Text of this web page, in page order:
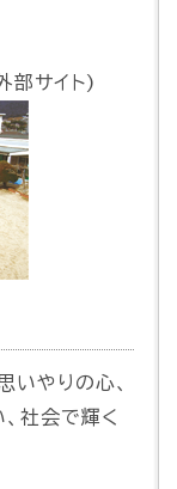
部サイト)
いやりの心、
社会で輝く